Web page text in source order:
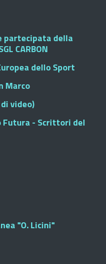
partecipata della
CARBON
dello Sport
Marco
video)
Futura - Scrittori del
"O. Licini"